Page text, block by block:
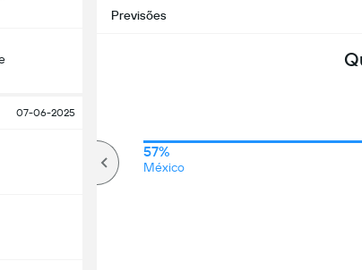
07-06-2025
Previsões
57%
México